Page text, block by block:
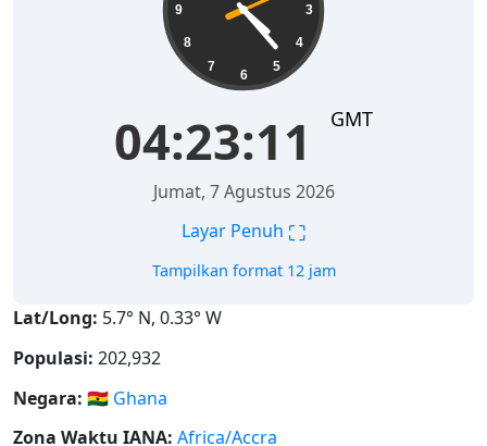
3
4
5
6
7
8
9
04:23:11 GMT
Jumat, 7 Agustus 2026
Layar Penuh ⛶
Tampilkan format 12 jam
Lat/Long: 5.7° N, 0.33° W
Populasi: 202,932
Negara: 🇬🇭 Ghana
Zona Waktu IANA: Africa/Accra